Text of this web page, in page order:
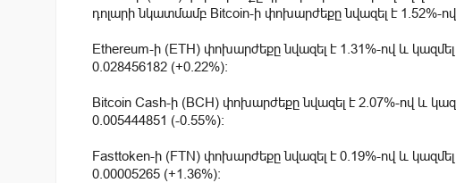
դոլարի նկատմամբ Bitcoin-ի փոխարժեքը նվազել է 1.52%-ով
Ethereum-ի (ETH) փոխարժեքը նվազել է 1.31%-ով և
0.028456182 (+0.22%):
Bitcoin Cash-ի (BCH) փոխարժեքը նվազել է 2.07%-ով և
0.005444851 (-0.55%):
Fasttoken-ի (FTN) փոխարժեքը նվազել է 0.19%-ով և
0.00005265 (+1.36%):